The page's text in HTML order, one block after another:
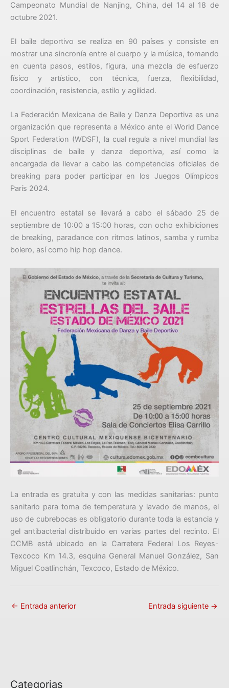
Campeonato Mundial de Nanjing, China, del 14 al 18 de
octubre 2021.
El baile deportivo se realiza en 90 países y consiste en
mostrar una sincronía entre el cuerpo y la música, tomando
en cuenta pasos, estilos, figura, una mezcla de esfuerzo
físico y artístico, con técnica, fuerza, flexibilidad,
coordinación, resistencia, estilo y agilidad.
La Federación Mexicana de Baile y Danza Deportiva es una
organización que representa a México ante el World Dance
Sport Federation (WDSF), la cual regula a nivel mundial las
disciplinas de baile y danza deportiva, así como la
encargada de llevar a cabo las competencias oficiales de
breaking para poder participar en los Juegos Olímpicos
París 2024.
El encuentro estatal se llevará a cabo el sábado 25 de
septiembre de 10:00 a 15:00 horas, con ocho exhibiciones
de breaking, paradance con ritmos latinos, samba y rumba
bolero, así como hip hop dance.
La entrada es gratuita y con las medidas sanitarias: punto
sanitario para toma de temperatura y lavado de manos, el
uso de cubrebocas es obligatorio durante toda la estancia y
gel antibacterial distribuido en varias partes del recinto. El
CCMB está ubicado en la Carretera Federal Los Reyes-
Texcoco Km 14.3, esquina General Manuel González, San
Miguel Coatlinchán, Texcoco, Estado de México.
← Entrada anterior Entrada siguiente →
Categorias
C